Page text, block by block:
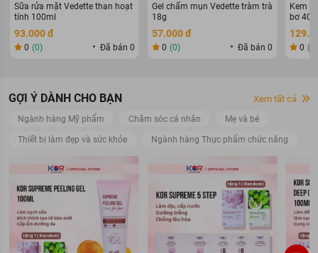
Sữa rửa mặt Vedette than hoạt
tính 100ml
93.000 đ
0 (0) Đã bán 0
Gel chấm mụn Vedette tràm trà
18g
57.000 đ
0 (0) Đã bán 0
Kem
bơ
0 (0)
GỢI Ý DÀNH CHO BẠN
Ngành hàng Mỹ phẩm Chăm sóc cá nhân Mẹ và bé
Thiết bị làm đẹp và sức khỏe Ngành hàng Thực phẩm chức năng
Xem tất cả